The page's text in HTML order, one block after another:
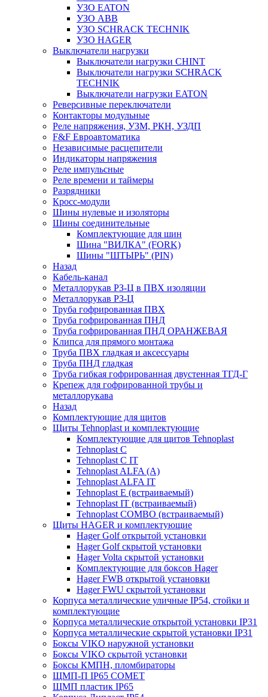
УЗО EATON
УЗО ABB
УЗО SCHRACK TECHNIK
УЗО HAGER
Выключатели нагрузки
Выключатели нагрузки CHINT
Выключатели нагрузки SCHRACK
TECHNIK
Выключатели нагрузки EATON
Реверсивные переключатели
Контакторы модульные
Реле напряжения, УЗМ, РКН, УЗДП
F&F Евроавтоматика
Независимые расцепители
Индикаторы напряжения
Реле импульсные
Реле времени и таймеры
Разрядники
Кросс-модули
Шины нулевые и изоляторы
Шины соединительные
Комплектующие для шин
Шина "ВИЛКА" (FORK)
Шины "ШТЫРЬ" (PIN)
Назад
Кабель-канал
Металлорукав РЗ-Ц в ПВХ изоляции
Металлорукав РЗ-Ц
Труба гофрированная ПВХ
Труба гофрированная ПНД
Труба гофрированная ПНД ОРАНЖЕВАЯ
Клипса для прямого монтажа
Труба ПВХ гладкая и аксессуары
Труба ПНД гладкая
Труба гибкая гофрированная двустенная ТГД-Г
Крепеж для гофрированной трубы и
металлорукава
Назад
Комплектующие для щитов
Щиты Tehnoplast и комплектующие
Комплектующие для щитов Tehnoplast
Tehnoplast C
Tehnoplast C IT
Tehnoplast ALFA (А)
Tehnoplast ALFA IT
Tehnoplast E (встраиваемый)
Tehnoplast IT (встраиваемый)
Tehnoplast COMBO (встраиваемый)
Щиты HAGER и комплектующие
Hager Golf открытой установки
Hager Golf скрытой установки
Hager Volta скрытой установки
Комплектующие для боксов Hager
Hager FWB открытой установки
Hager FWU скрытой установки
Корпуса металлические уличные IP54, стойки и
комплектующие
Корпуса металлические открытой установки IP31
Корпуса металлические скрытой установки IP31
Боксы VIKO наружной установки
Боксы VIKO скрытой установки
Боксы КМПН, пломбираторы
ЩМП-П IP65 COMET
ЩМП пластик IP65